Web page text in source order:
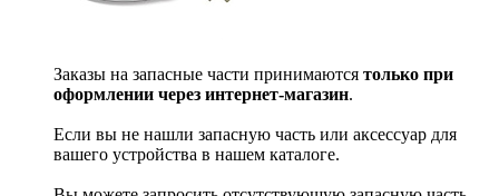
Заказы на запасные части принимаются только при
оформлении через интернет-магазин.
Если вы не нашли запасную часть или аксессуар для
вашего устройства в нашем каталоге.